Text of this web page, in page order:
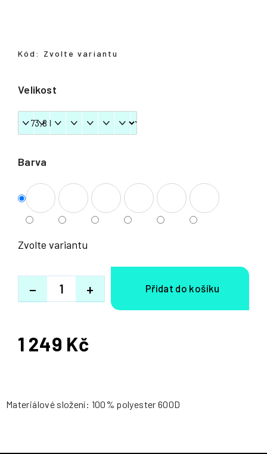
Barva
Velikost
Zvolte variantu
+
−
Kód: Zvolte variantu
1 249 Kč
Měrná
Materiálové složení: 100% polyester 600D